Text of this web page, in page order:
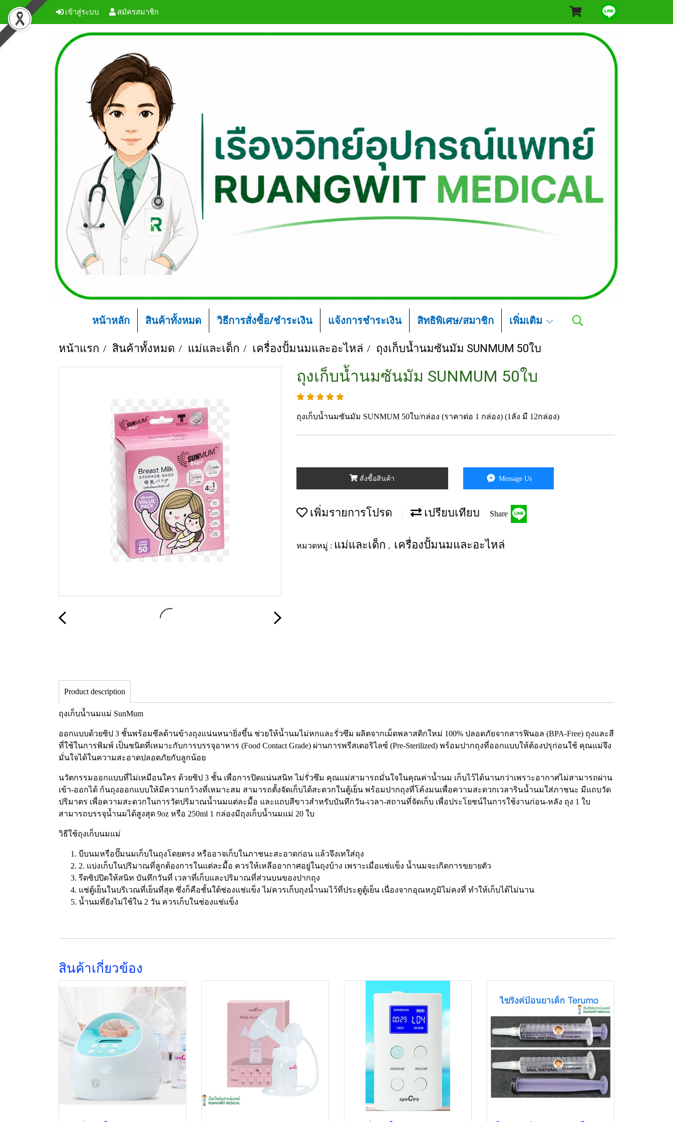
เข้าสู่ระบบ สมัครสมาชิก
หน้าหลัก สินค้าทั้งหมด วิธีการสั่งซื้อ/ชำระเงิน แจ้งการชำระเงิน สิทธิพิเศษ/สมาชิก เพิ่มเติม
หน้าแรก สินค้าทั้งหมด แม่และเด็ก เครื่องปั้มนมและอะไหล่ ถุงเก็บน้ำนมซันมัม SUNMUM 50ใบ
ถุงเก็บน้ำนมซันมัม SUNMUM 50ใบ
ถุงเก็บน้ำนมซันมัม SUNMUM 50ใบ/กล่อง (ราคาต่อ 1 กล่อง) (1ลัง มี 12กล่อง)
สั่งซื้อสินค้า Message Us
เพิ่มรายการโปรด เปรียบเทียบ Share
หมวดหมู่ : แม่และเด็ก , เครื่องปั้มนมและอะไหล่
Product description
ถุงเก็บน้ำนมแม่ SunMum
ออกแบบด้วยซิป 3 ชั้นพร้อมซีลด้านข้างถุงแน่นหนายิ่งขึ้น ช่วยให้น้ำนมไม่หกและรั่วซึม ผลิตจากเม็ดพลาสติกใหม่ 100% ปลอดภัยจากสารฟินอล (BPA-Free) ถุงและสี
ที่ใช้ในการพิมพ์ เป็นชนิดที่เหมาะกับการบรรจุอาหาร (Food Contact Grade) ผ่านการพรีสเตอริไลซ์ (Pre-Sterilized) พร้อมปากถุงที่ออกแบบให้ต้องปรุก่อนใช้ คุณแม่จึง
มั่นใจได้ในความสะอาดปลอดภัยกับลูกน้อย
นวัตกรรมออกแบบที่ไม่เหมือนใคร ด้วยซิป 3 ชั้น เพื่อการปิดแน่นสนิท ไม่รั่วซึม คุณแม่สามารถมั่นใจในคุณค่าน้ำนม เก็บไว้ได้นานกว่าเพราะอากาศไม่สามารถผ่าน
เข้า-ออกได้ ก้นถุงออกแบบให้มีความกว้างที่เหมาะสม สามารถตั้งจัดเก็บได้สะดวกในตู้เย็น พร้อมปากถุงที่โค้งมนเพื่อความสะดวกเวลารินน้ำนมใส่ภาชนะ มีแถบวัด
ปริมาตร เพื่อความสะดวกในการวัดปริมาณน้ำนมแต่ละมื้อ และแถบสีขาวสำหรับบันทึกวัน-เวลา-สถานที่จัดเก็บ เพื่อประโยชน์ในการใช้งานก่อน-หลัง ถุง 1 ใบ
สามารถบรรจุน้ำนมได้สูงสุด 9oz หรือ 250ml 1 กล่องมีถุงเก็บน้ำนมแม่ 20 ใบ
วิธีใช้ถุงเก็บนมแม่
บีบนมหรือปั๊มนมเก็บในถุงโดยตรง หรืออาจเก็บในภาชนะสะอาดก่อน แล้วจึงเทใส่ถุง
2. แบ่งเก็บในปริมาณที่ลูกต้องการในแต่ละมื้อ ควรให้เหลืออากาศอยู่ในถุงบ้าง เพราะเมื่อแช่แข็ง น้ำนมจะเกิดการขยายตัว
รีดซิปปิดให้สนิท บันทึกวันที่ เวลาที่เก็บและปริมาณที่ส่วนบนของปากถุง
แช่ตู้เย็นในบริเวณที่เย็นที่สุด ซึ่งก็คือชั้นใต้ช่องแช่แข็ง ไม่ควรเก็บถุงน้ำนมไว้ที่ประตูตู้เย็น เนื่องจากอุณหภูมิไม่คงที่ ทำให้เก็บได้ไม่นาน
น้ำนมที่ยังไม่ใช้ใน 2 วัน ควรเก็บในช่องแช่แข็ง
สินค้าเกี่ยวข้อง